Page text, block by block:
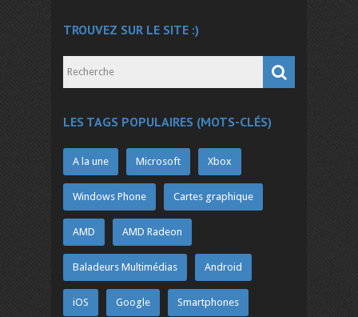
TROUVEZ SUR LE SITE :)
LES TAGS POPULAIRES (MOTS-CLÉS)
A la une Microsoft Xbox
Windows Phone Cartes graphique
AMD AMD Radeon
Baladeurs Multimédias Android
iOS Google Smartphones